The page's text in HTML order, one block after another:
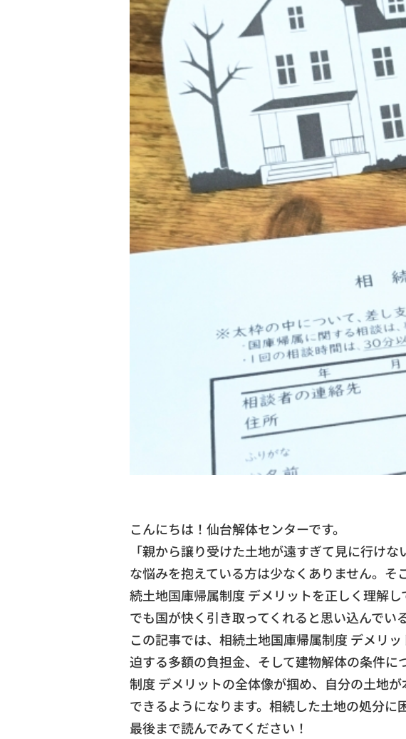
こんにちは！仙台解体センターです。
「親から譲り受けた土地が遠すぎて見に行け
な悩みを抱えている方は少なくありません。
続土地国庫帰属制度 デメリットを正しく理解
でも国が快く引き取ってくれると思い込んでい
この記事では、相続土地国庫帰属制度 デメリ
迫する多額の負担金、そして建物解体の条件
制度 デメリットの全体像が掴め、自分の土地
できるようになります。相続した土地の処分
最後まで読んでみてください！